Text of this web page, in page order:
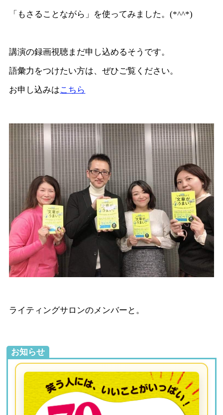
「もさることながら」を使ってみました。(*^^*)
講演の録画視聴まだ申し込めるそうです。
語彙力をつけたい方は、ぜひご覧ください。
お申し込みはこちら
ライティングサロンのメンバーと。
お知らせ